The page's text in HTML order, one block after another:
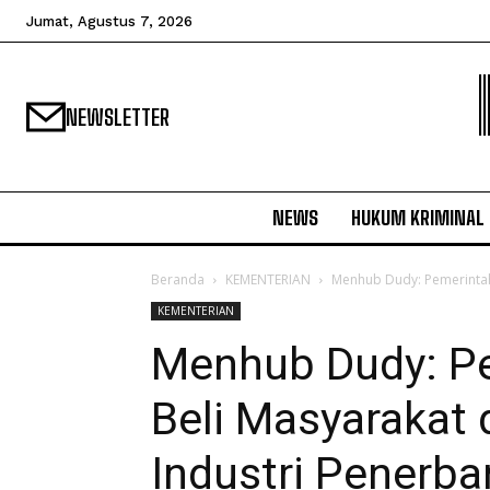
Jumat, Agustus 7, 2026
NEWSLETTER
NEWS HUKUM KRIMINAL
Beranda KEMENTERIAN Menhub Dudy:
KEMENTERIAN
Menhub Dudy:
Beli Masyarakat
Industri